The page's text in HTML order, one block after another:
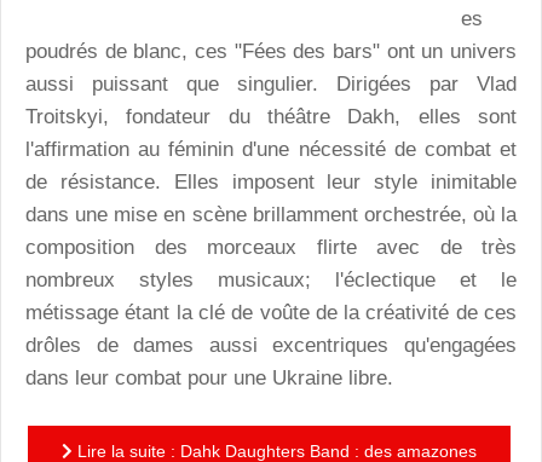
es
poudrés de blanc, ces "Fées des bars" ont un univers
aussi puissant que singulier. Dirigées par Vlad
Troitskyi, fondateur du théâtre Dakh, elles sont
l'affirmation au féminin d'une nécessité de combat et
de résistance. Elles imposent leur style inimitable
dans une mise en scène brillamment orchestrée, où la
composition des morceaux flirte avec de très
nombreux styles musicaux; l'éclectique et le
métissage étant la clé de voûte de la créativité de ces
drôles de dames aussi excentriques qu'engagées
dans leur combat pour une Ukraine libre.
Lire la suite : Dahk Daughters Band : des amazones